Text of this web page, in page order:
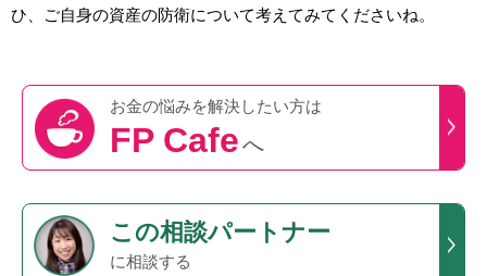
ひ、ご自身の資産の防衛について考えてみてくださいね。
お金の悩みを解決したい方は
FP Cafeへ
この相談パートナー
に相談する